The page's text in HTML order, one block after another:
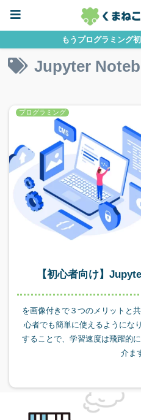
もうプログラミング
Jupyter
プログラミング
【初心者向け】
を画像付きで３つのメリットと
心者でも簡単に使えるようにな
することで、学習速度は飛躍的
介ま